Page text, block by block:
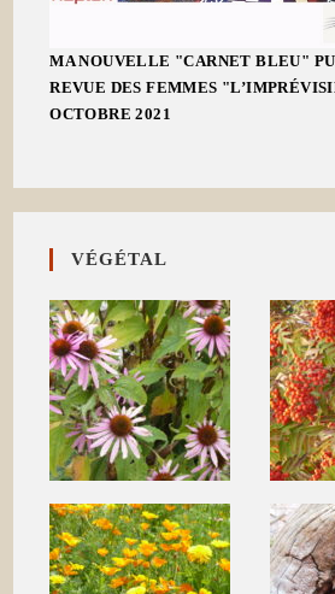
MA NOUVELLE "CARNET BLEU"
REVUE DES FEMMES
OCTOBRE 2021
VÉGÉTAL